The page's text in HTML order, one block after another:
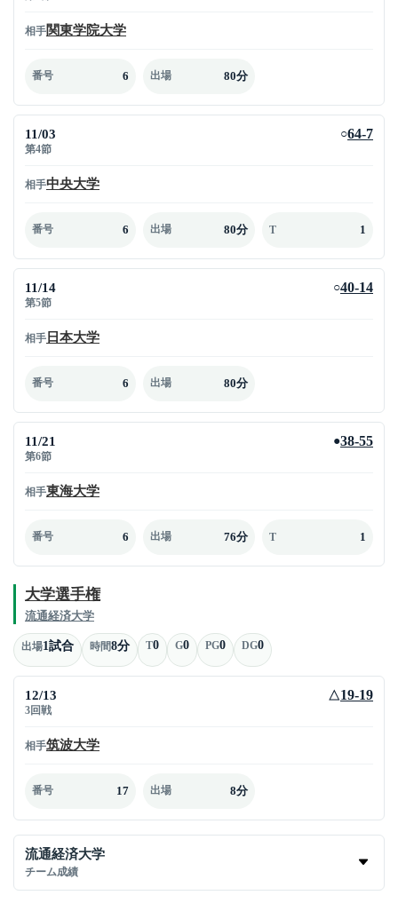
相手関東学院大学
番号 6 出場 80分
11/03
第4節
○64-7
相手中央大学
番号 6 出場 80分 T 1
11/14
第5節
○40-14
相手 日本大学
番号 6 出場 80分
11/21
第6節
●38-55
相手東海大学
番号 6 出場 76分 T 1
大学選手権
流通経済大学
出場1試合 時間8分 T0 G0 PG0 DG0
12/13
3回戦
△19-19
相手筑波大学
番号 17 出場 8分
流通経済大学
チーム成績